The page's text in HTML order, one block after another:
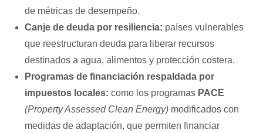
de métricas de desempeño.
Canje de deuda por resiliencia: países vulnerables
que reestructuran deuda para liberar recursos
destinados a agua, alimentos y protección costera.
Programas de financiación respaldada por
impuestos locales: como los programas PACE
(Property Assessed Clean Energy) modificados con
medidas de adaptación, que permiten financiar